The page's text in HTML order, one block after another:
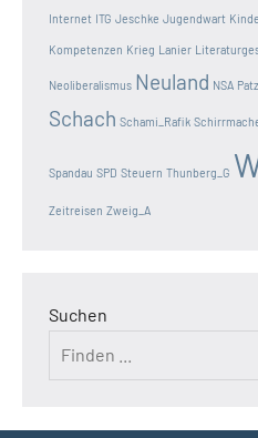
Internet ITG Jeschke Jugendwart
Kompetenzen Krieg Lanier
Neoliberalismus Neuland NSA
Schach Schami_Rafik
Spandau SPD Steuern Thunberg_G
Zeitreisen Zweig_A
Suchen